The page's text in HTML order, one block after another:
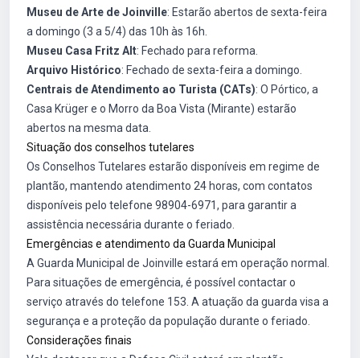
Museu de Arte de Joinville: Estarão abertos de sexta-feira
a domingo (3 a 5/4) das 10h às 16h.
Museu Casa Fritz Alt: Fechado para reforma.
Arquivo Histórico: Fechado de sexta-feira a domingo.
Centrais de Atendimento ao Turista (CATs): O Pórtico, a
Casa Krüger e o Morro da Boa Vista (Mirante) estarão
abertos na mesma data.
Situação dos conselhos tutelares
Os Conselhos Tutelares estarão disponíveis em regime de
plantão, mantendo atendimento 24 horas, com contatos
disponíveis pelo telefone 98904-6971, para garantir a
assistência necessária durante o feriado.
Emergências e atendimento da Guarda Municipal
A Guarda Municipal de Joinville estará em operação normal.
Para situações de emergência, é possível contactar o
serviço através do telefone 153. A atuação da guarda visa a
segurança e a proteção da população durante o feriado.
Considerações finais